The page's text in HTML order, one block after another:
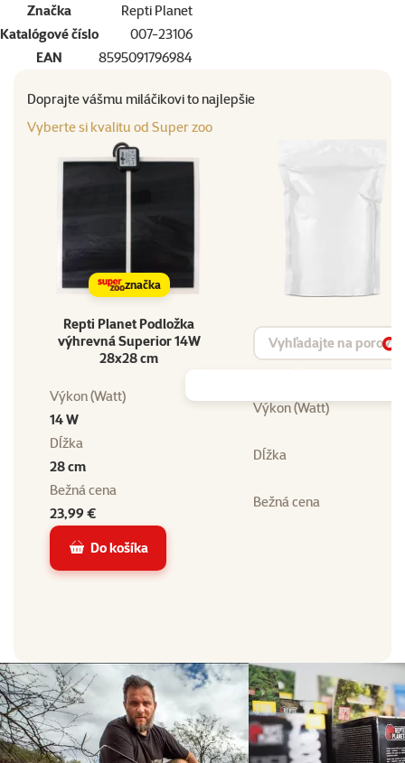
Značka
Repti Planet
Katalógové číslo
007-23106
EAN
8595091796984
Doprajte vášmu miláčikovi to najlepšie
Vyberte si kvalitu od Super zoo
značka
Repti Planet Podložka
výhrevná Superior 14W
28x28 cm
Vyhľadávanie produktu
Výkon (Watt)
14 W
Výkon (Watt)
Dĺžka
28 cm
Dĺžka
Bežná cena
23,99 €
Bežná cena
Do košíka